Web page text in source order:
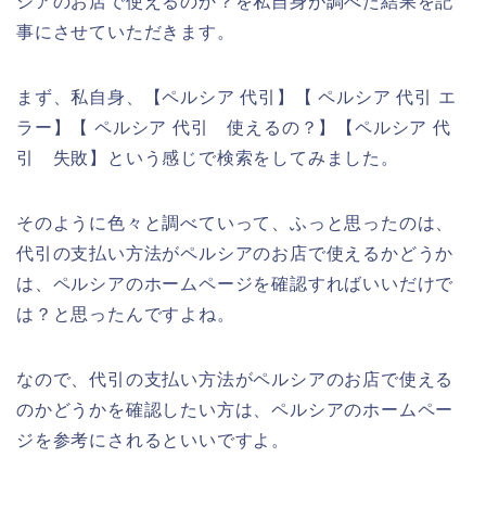
事にさせていただきます。
まず、私自身、【ペルシア 代引】【 ペルシア 代引 エ
ラー】【 ペルシア 代引 使えるの？】【ペルシア 代
引 失敗】という感じで検索をしてみました。
そのように色々と調べていって、ふっと思ったのは、
代引の支払い方法がペルシアのお店で使えるかどうか
は、ペルシアのホームページを確認すればいいだけで
は？と思ったんですよね。
なので、代引の支払い方法がペルシアのお店で使える
のかどうかを確認したい方は、ペルシアのホームペー
ジを参考にされるといいですよ。